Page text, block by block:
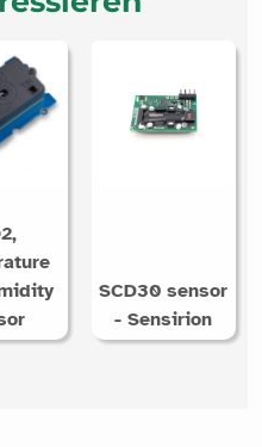
- Sensirion